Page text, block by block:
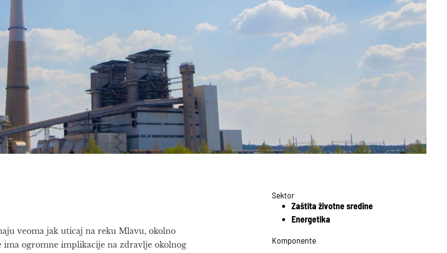
veoma jak uticaj na reku Mlavu, okolno
ima ogromne implikacije na zdravlje okolnog
Sektor
Zaštita životne sredine
Energetika
Komponente